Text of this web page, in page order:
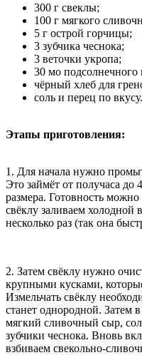
300 г свеклы;
100 г мягкого
5 г острой горчицы;
3 зубчика чеснока;
3 веточки укропа;
30 мо подсолнечного
чёрный хлеб для
соль и перец по вкусу.
Этапы приготовления:
1. Для начала нужно
Это займёт от получаса до
размера. Готовность
свёклу заливаем
несколько раз (так она
2. Затем свёклу нужно
крупными кусками,
Измельчать свёклу
станет однородной. Затем
мягкий сливочный сыр,
зубчики чеснока. Вновь
взбиваем свекольно-